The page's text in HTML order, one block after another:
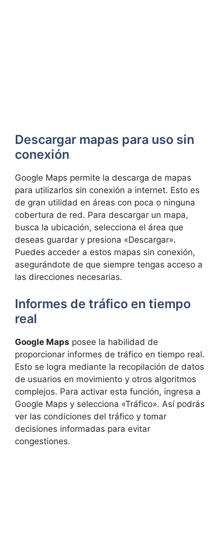
Descargar mapas para uso sin
conexión
Google Maps permite la descarga de mapas
para utilizarlos sin conexión a internet. Esto es
de gran utilidad en áreas con poca o ninguna
cobertura de red. Para descargar un mapa,
busca la ubicación, selecciona el área que
deseas guardar y presiona «Descargar».
Puedes acceder a estos mapas sin conexión,
asegurándote de que siempre tengas acceso a
las direcciones necesarias.
Informes de tráfico en tiempo
real
Google Maps posee la habilidad de
proporcionar informes de tráfico en tiempo real.
Esto se logra mediante la recopilación de datos
de usuarios en movimiento y otros algoritmos
complejos. Para activar esta función, ingresa a
Google Maps y selecciona «Tráfico». Así podrás
ver las condiciones del tráfico y tomar
decisiones informadas para evitar
congestiones.